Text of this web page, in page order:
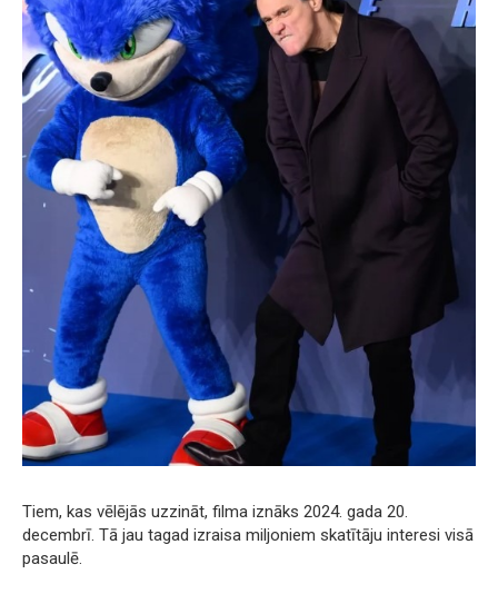
Tiem, kas vēlējās uzzināt, filma iznāks 2024. gada 20.
decembrī. Tā jau tagad izraisa miljoniem skatītāju interesi visā
pasaulē.